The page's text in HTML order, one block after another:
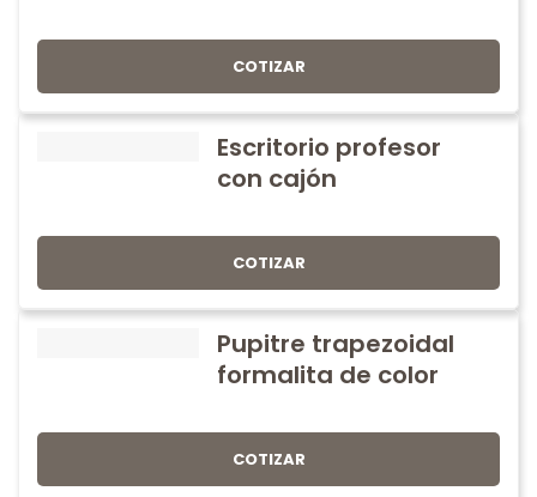
COTIZAR
Escritorio profesor
con cajón
COTIZAR
Pupitre trapezoidal
formalita de color
COTIZAR